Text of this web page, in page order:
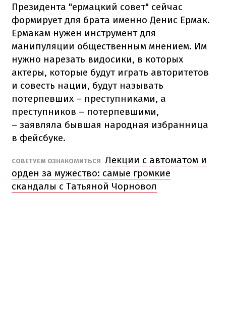
Президента "ермацкий совет" сейчас
формирует для брата именно Денис Ермак.
Ермакам нужен инструмент для
манипуляции общественным мнением. Им
нужно нарезать видосики, в которых
актеры, которые будут играть авторитетов
и совесть нации, будут называть
потерпевших – преступниками, а
преступников – потерпевшими,
– заявляла бывшая народная избранница
в фейсбуке.
СОВЕТУЕМ ОЗНАКОМИТЬСЯ Лекции с автоматом и
орден за мужество: самые громкие
скандалы с Татьяной Чорновол